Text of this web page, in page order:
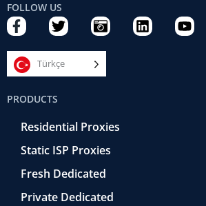
FOLLOW US
F
a
c
e
b
o
o
k
T
w
i
t
t
C
a
m
r
e
t
r
o
L
i
Y
o
Türkçe
PRODUCTS
Residential Proxies
Static ISP Proxies
Fresh Dedicated
Private Dedicated